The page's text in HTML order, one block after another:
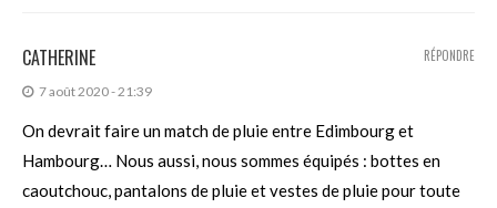
CATHERINE
7 août 2020 - 21:39
On devrait faire un match de pluie entre Edimbourg et
Hambourg… Nous aussi, nous sommes équipés : bottes en
caoutchouc, pantalons de pluie et vestes de pluie pour toute
RÉPONDRE